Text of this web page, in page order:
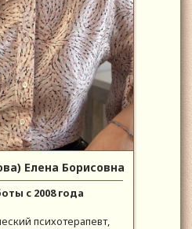
Елена Борисовна
с 2008 года
психотерапевт,